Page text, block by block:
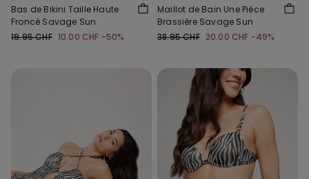
Bas de Bikini Taille Haute
Froncé Savage Sun
19.95 CHF 10.00 CHF -50%
Maillot de Bain Une Pièce
Brassière Savage Sun
38.95 CHF 20.00 CHF -49%